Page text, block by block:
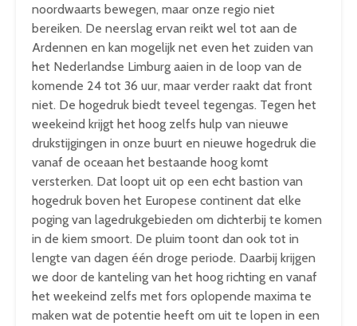
noordwaarts bewegen, maar onze regio niet
bereiken. De neerslag ervan reikt wel tot aan de
Ardennen en kan mogelijk net even het zuiden van
het Nederlandse Limburg aaien in de loop van de
komende 24 tot 36 uur, maar verder raakt dat front
niet. De hogedruk biedt teveel tegengas. Tegen het
weekeind krijgt het hoog zelfs hulp van nieuwe
drukstijgingen in onze buurt en nieuwe hogedruk die
vanaf de oceaan het bestaande hoog komt
versterken. Dat loopt uit op een echt bastion van
hogedruk boven het Europese continent dat elke
poging van lagedrukgebieden om dichterbij te komen
in de kiem smoort. De pluim toont dan ook tot in
lengte van dagen één droge periode. Daarbij krijgen
we door de kanteling van het hoog richting en vanaf
het weekeind zelfs met fors oplopende maxima te
maken wat de potentie heeft om uit te lopen in een